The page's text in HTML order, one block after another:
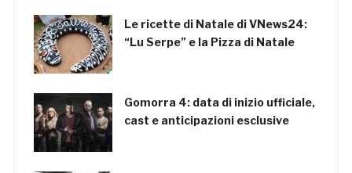
Le ricette di Natale di VNews24:
“Lu Serpe” e la Pizza di Natale
Gomorra 4: data di inizio ufficiale,
cast e anticipazioni esclusive